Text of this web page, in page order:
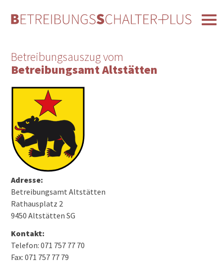
Betreibungsauszug vom
Betreibungsamt Altstätten
Adresse:
Betreibungsamt Altstätten
Rathausplatz 2
9450 Altstätten SG
Kontakt:
Telefon: 071 757 77 70
Fax: 071 757 77 79